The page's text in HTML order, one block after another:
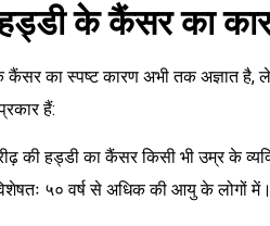
हड्डी के कैंसर का
कैंसर का स्पष्ट कारण अभी तक अज्ञात
हैं:
की हड्डी का कैंसर किसी भी उम्र के
५० वर्ष से अधिक की आयु के लोगों में।